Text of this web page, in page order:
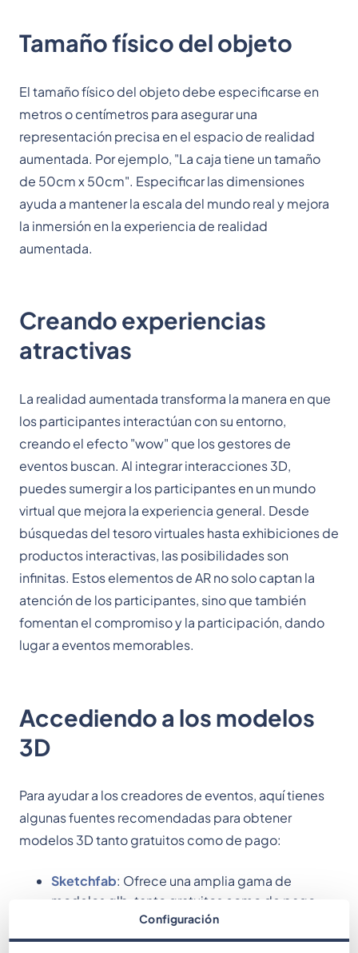
Tamaño físico del objeto
El tamaño físico del objeto debe especificarse en
metros o centímetros para asegurar una
representación precisa en el espacio de realidad
aumentada. Por ejemplo, "La caja tiene un tamaño
de 50cm x 50cm". Especificar las dimensiones
ayuda a mantener la escala del mundo real y mejora
la inmersión en la experiencia de realidad
aumentada.
Creando experiencias
atractivas
La realidad aumentada transforma la manera en que
los participantes interactúan con su entorno,
creando el efecto "wow" que los gestores de
eventos buscan. Al integrar interacciones 3D,
puedes sumergir a los participantes en un mundo
virtual que mejora la experiencia general. Desde
búsquedas del tesoro virtuales hasta exhibiciones de
productos interactivas, las posibilidades son
infinitas. Estos elementos de AR no solo captan la
atención de los participantes, sino que también
fomentan el compromiso y la participación, dando
lugar a eventos memorables.
Accediendo a los modelos
3D
Para ayudar a los creadores de eventos, aquí tienes
algunas fuentes recomendadas para obtener
modelos 3D tanto gratuitos como de pago:
Sketchfab: Ofrece una amplia gama de
modelos glb, tanto gratuitos como de pago.
Ten en cuenta que algunos modelos gratuitos
pueden requerir atribución de crédito.
Configuración